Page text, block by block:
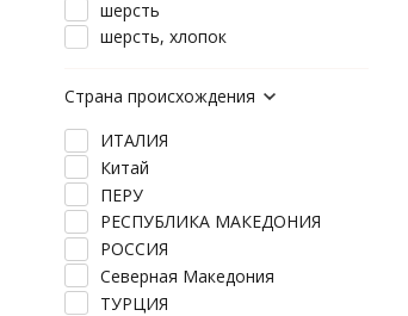
шерсть
шерсть, хлопок
Страна происхождения
ИТАЛИЯ
Китай
ПЕРУ
РЕСПУБЛИКА МАКЕДОНИЯ
РОССИЯ
Северная Македония
ТУРЦИЯ